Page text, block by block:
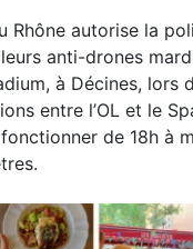
Rhône autorise la
anti-drones
à Décines, lors
entre l’OL et le
de 18h à